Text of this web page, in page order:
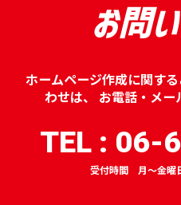
お問
ホームページ作成に関す
わせは、
お電話・メー
TEL : 06-
受付時間 月～金曜